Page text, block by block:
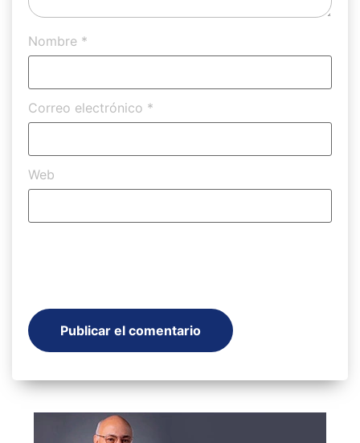
Nombre *
Correo electrónico *
Web